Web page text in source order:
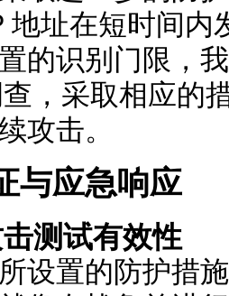
地址在短时间内
的识别门限，
，采取相应的
攻击。
与应急响应
击测试有效性
设置的防护措